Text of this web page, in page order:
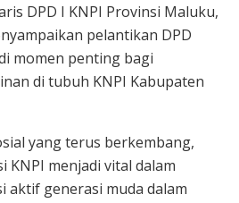
DPD I KNPI Provinsi Maluku,
pelantikan DPD
momen penting bagi
di tubuh KNPI Kabupaten
yang terus berkembang,
KNPI menjadi vital dalam
aktif generasi muda dalam